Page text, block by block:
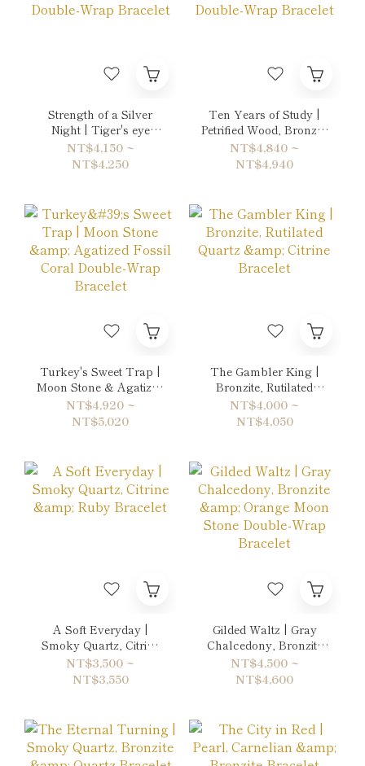
Strength of a Silver
Night | Tiger's eye
Yellow & Hematite
Double-Wrap Bracelet
NT$4,150 ~
NT$4,250
Ten Years of Study |
Petrified Wood, Bronzite
& Citrine Double-Wrap
Bracelet
NT$4,840 ~
NT$4,940
Turkey's Sweet Trap |
Moon Stone & Agatized
Fossil Coral Double-
Wrap Bracelet
NT$4,920 ~
NT$5,020
The Gambler King |
Bronzite, Rutilated
Quartz & Citrine
Bracelet
NT$4,000 ~
NT$4,050
A Soft Everyday |
Smoky Quartz, Citrine
& Ruby Bracelet
NT$3,500 ~
NT$3,550
Gilded Waltz | Gray
Chalcedony, Bronzite
& Orange Moon Stone
Double-Wrap Bracelet
NT$4,500 ~
NT$4,600